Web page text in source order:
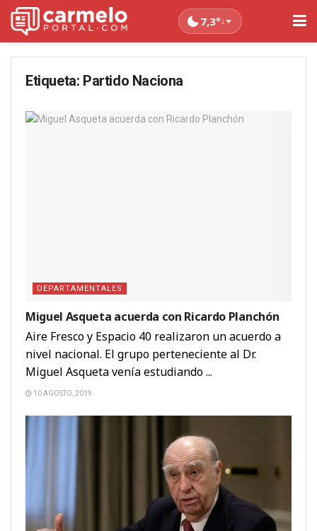
7,3°↓
Etiqueta: Partido Naciona
DEPARTAMENTALES
Miguel Asqueta acuerda con Ricardo Planchón
Aire Fresco y Espacio 40 realizaron un acuerdo a
nivel nacional. El grupo perteneciente al Dr.
Miguel Asqueta venía estudiando ...
10 AGOSTO, 2019